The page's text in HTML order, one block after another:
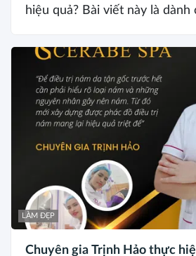
hiệu quả? Bài viết này là dành
LÀM ĐẸP
Chuyên gia Trịnh Hảo thực